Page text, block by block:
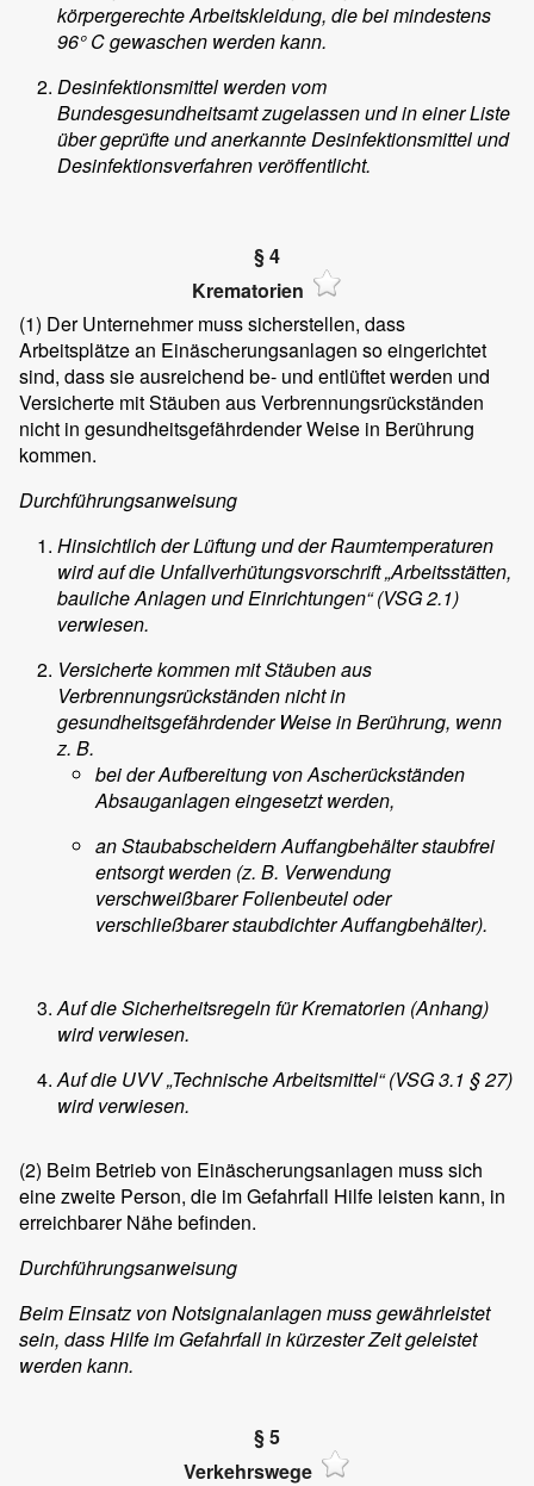
körpergerechte Arbeitskleidung, die bei mindestens
96° C gewaschen werden kann.
Desinfektionsmittel werden vom
Bundesgesundheitsamt zugelassen und in einer Liste
über geprüfte und anerkannte Desinfektionsmittel und
Desinfektionsverfahren veröffentlicht.
§ 4
Krematorien
(1) Der Unternehmer muss sicherstellen, dass
Arbeitsplätze an Einäscherungsanlagen so eingerichtet
sind, dass sie ausreichend be- und entlüftet werden und
Versicherte mit Stäuben aus Verbrennungsrückständen
nicht in gesundheitsgefährdender Weise in Berührung
kommen.
Durchführungsanweisung
Hinsichtlich der Lüftung und der Raumtemperaturen
wird auf die Unfallverhütungsvorschrift „Arbeitsstätten,
bauliche Anlagen und Einrichtungen“ (VSG 2.1)
verwiesen.
Versicherte kommen mit Stäuben aus
Verbrennungsrückständen nicht in
gesundheitsgefährdender Weise in Berührung, wenn
z. B.
bei der Aufbereitung von Ascherückständen
Absauganlagen eingesetzt werden,
an Staubabscheidern Auffangbehälter staubfrei
entsorgt werden (z. B. Verwendung
verschweißbarer Folienbeutel oder
verschließbarer staubdichter Auffangbehälter).
Auf die Sicherheitsregeln für Krematorien (Anhang)
wird verwiesen.
Auf die UVV „Technische Arbeitsmittel“ (VSG 3.1 § 27)
wird verwiesen.
(2) Beim Betrieb von Einäscherungsanlagen muss sich
eine zweite Person, die im Gefahrfall Hilfe leisten kann, in
erreichbarer Nähe befinden.
Durchführungsanweisung
Beim Einsatz von Notsignalanlagen muss gewährleistet
sein, dass Hilfe im Gefahrfall in kürzester Zeit geleistet
werden kann.
§ 5
Verkehrswege